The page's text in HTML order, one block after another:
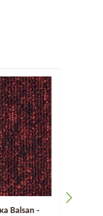
Balsan -